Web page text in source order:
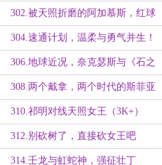
迦！
302.被天照折磨的阿加慕斯，红球
出现
304.速通计划，温柔与勇气并生！
306.地球近况，奈克瑟斯与《石之
翼》（四千字大章）
308.两个戴拿，两个时代的斯菲亚
会师（二合一大章）
310.祁明对线天照女王（3K+）
312.别砍树了，直接砍女王吧
（3K）
314.壬龙与虹蛇神，强征壮丁